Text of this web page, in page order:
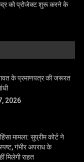
केंद्र को प्रोजेक्ट शुरू करने के
के प्रमाणपत्र की जरूरत
2026
मामला: सुप्रीम कोर्ट ने
गंभीर अपराध के
मिलेगी राहत